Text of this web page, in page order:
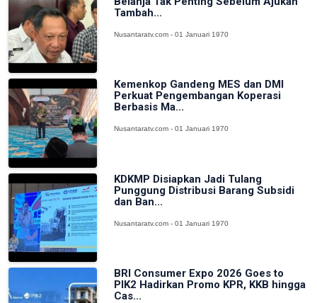
Tambah...
Nusantaratv.com - 01 Januari 1970
Kemenkop Gandeng MES dan DMI
Perkuat Pengembangan Koperasi
Berbasis Ma...
Nusantaratv.com - 01 Januari 1970
KDKMP Disiapkan Jadi Tulang
Punggung Distribusi Barang Subsidi
dan Ban...
Nusantaratv.com - 01 Januari 1970
BRI Consumer Expo 2026 Goes to
PIK2 Hadirkan Promo KPR, KKB hingga
Cas...